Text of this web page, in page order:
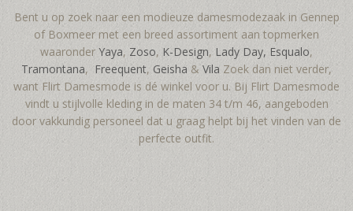
Bent u op zoek naar een modieuze damesmodezaak in Gennep
of Boxmeer met een breed assortiment aan topmerken
waaronder Yaya, Zoso, K-Design, Lady Day, Esqualo,
Tramontana, Freequent, Geisha & Vila Zoek dan niet verder,
want Flirt Damesmode is dé winkel voor u. Bij Flirt Damesmode
vindt u stijlvolle kleding in de maten 34 t/m 46, aangeboden
door vakkundig personeel dat u graag helpt bij het vinden van de
perfecte outfit.